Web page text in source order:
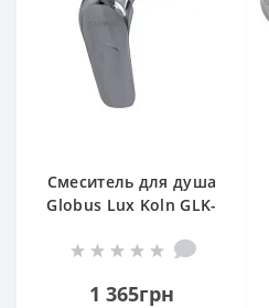
Смеситель для душа
Globus Lux Koln GLK-
1 365грн